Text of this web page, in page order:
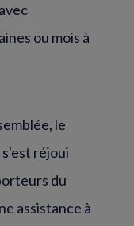
ou mois à
le
réjoui
du
assistance à